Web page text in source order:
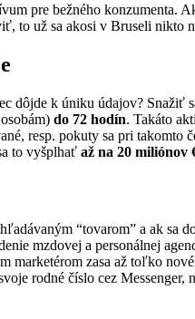
pre bežného konzumenta.
to už sa akosi v Bruseli nikto
dôjde k úniku údajov? Snažiť
do 72 hodín. Takáto
resp. pokuty sa pri takomto
to vyšplhať až na 20 miliónov
“tovarom” a ak sa
mzdovej a personálnej
marketérom zasa až toľko
rodné číslo cez